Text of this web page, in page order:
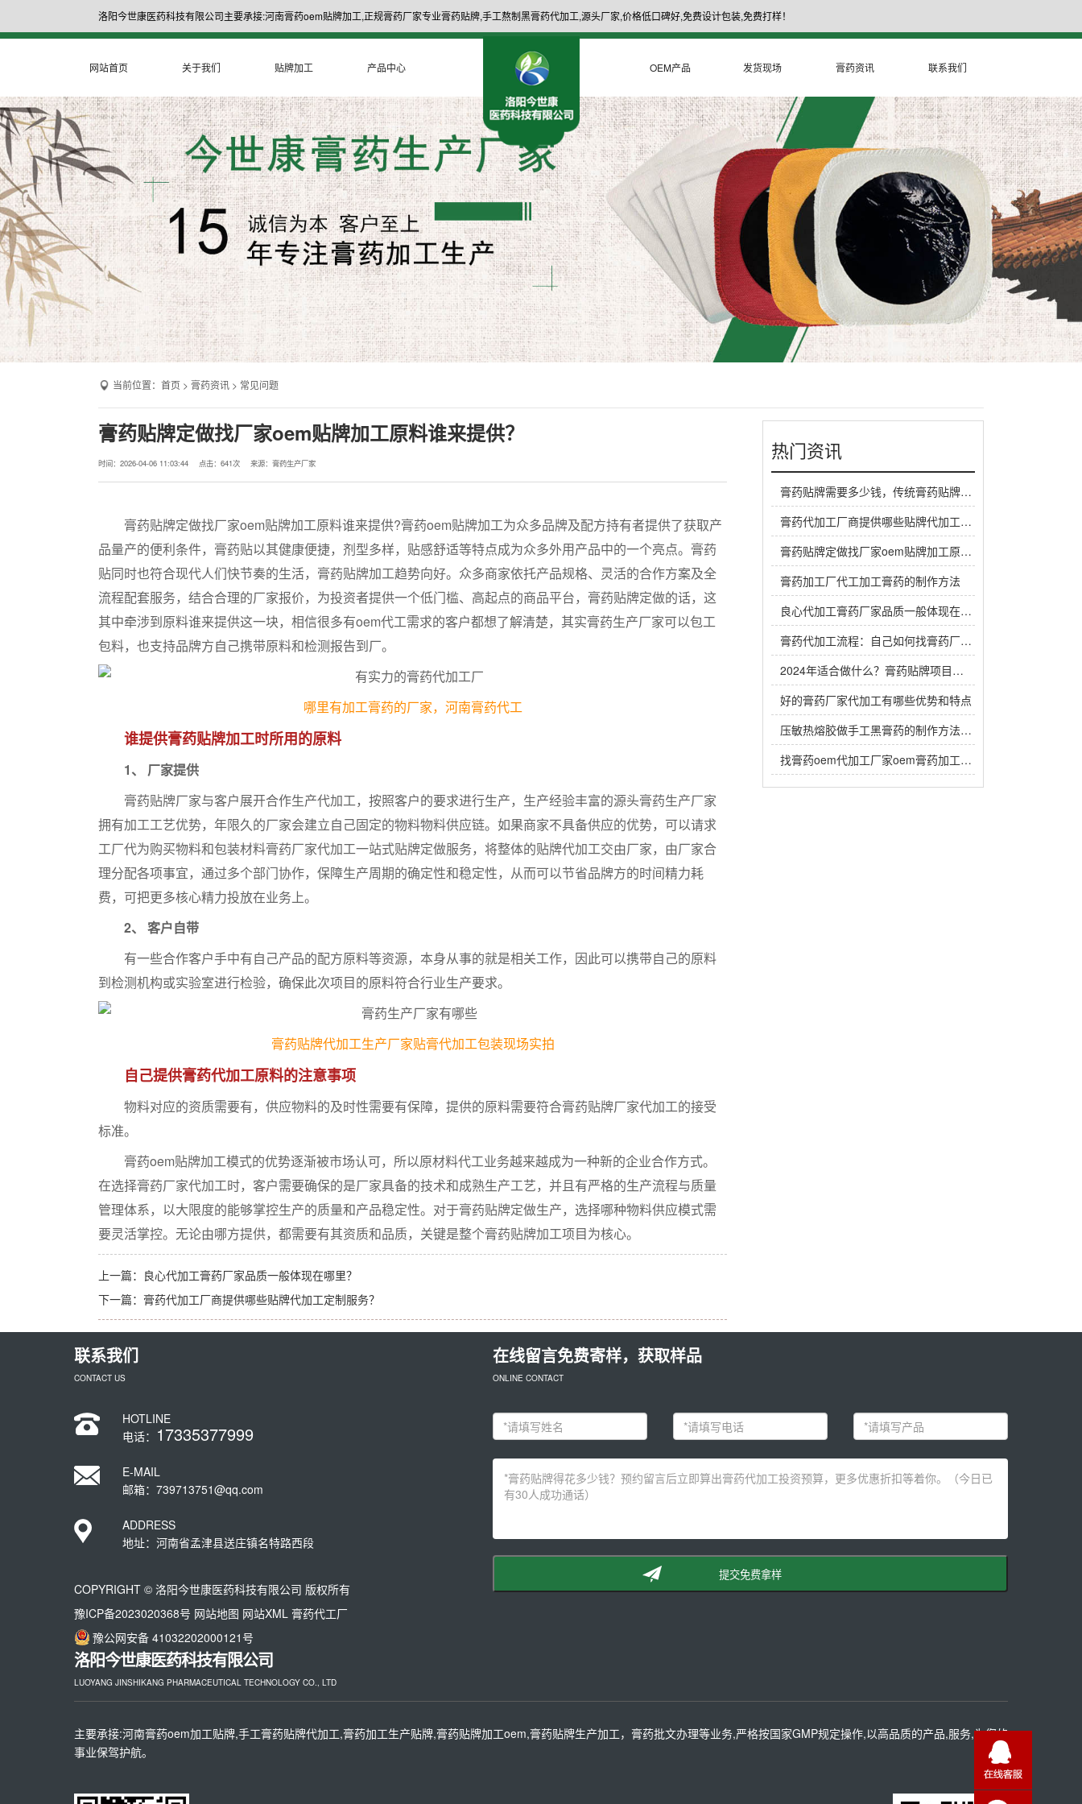
洛阳今世康医药科技有限公司主要承接:河南膏药oem贴牌加工,正规膏药厂家专业膏药贴牌,手工熬制黑膏药代加工,源头厂家,价格低口碑好,免费设计包装,免费打样！
网站首页 关于我们 贴牌加工 产品中心 OEM产品 发货现场 膏药资讯 联系我们
当前位置： 首页 > 膏药资讯 > 常见问题
膏药贴牌定做找厂家oem贴牌加工原料谁来提供？
时间：2026-04-06 11:03:44 点击： 641次 来源：膏药生产厂家
膏药贴牌定做找厂家oem贴牌加工原料谁来提供?膏药oem贴牌加工为众多品牌及配方持有者提供了获取产
品量产的便利条件，膏药贴以其健康便捷，剂型多样，贴感舒适等特点成为众多外用产品中的一个亮点。膏药
贴同时也符合现代人们快节奏的生活，膏药贴牌加工趋势向好。众多商家依托产品规格、灵活的合作方案及全
流程配套服务，结合合理的厂家报价，为投资者提供一个低门槛、高起点的商品平台，膏药贴牌定做的话，这
其中牵涉到原料谁来提供这一块，相信很多有oem代工需求的客户都想了解清楚，其实膏药生产厂家可以包工
包料，也支持品牌方自己携带原料和检测报告到厂。
哪里有加工膏药的厂家，河南膏药代工
谁提供膏药贴牌加工时所用的原料
1、 厂家提供
膏药贴牌厂家与客户展开合作生产代加工，按照客户的要求进行生产，生产经验丰富的源头膏药生产厂家
拥有加工工艺优势，年限久的厂家会建立自己固定的物料物料供应链。如果商家不具备供应的优势，可以请求
工厂代为购买物料和包装材料膏药厂家代加工一站式贴牌定做服务，将整体的贴牌代加工交由厂家，由厂家合
理分配各项事宜，通过多个部门协作，保障生产周期的确定性和稳定性，从而可以节省品牌方的时间精力耗
费，可把更多核心精力投放在业务上。
2、 客户自带
有一些合作客户手中有自己产品的配方原料等资源，本身从事的就是相关工作，因此可以携带自己的原料
到检测机构或实验室进行检验，确保此次项目的原料符合行业生产要求。
膏药贴牌代加工生产厂家贴膏代加工包装现场实拍
自己提供膏药代加工原料的注意事项
物料对应的资质需要有，供应物料的及时性需要有保障，提供的原料需要符合膏药贴牌厂家代加工的接受
标准。
膏药oem贴牌加工模式的优势逐渐被市场认可，所以原材料代工业务越来越成为一种新的企业合作方式。
在选择膏药厂家代加工时，客户需要确保的是厂家具备的技术和成熟生产工艺，并且有严格的生产流程与质量
管理体系，以大限度的能够掌控生产的质量和产品稳定性。对于膏药贴牌定做生产，选择哪种物料供应模式需
要灵活掌控。无论由哪方提供，都需要有其资质和品质，关键是整个膏药贴牌加工项目为核心。
上一篇： 良心代加工膏药厂家品质一般体现在哪里？
下一篇： 膏药代加工厂商提供哪些贴牌代加工定制服务？
热门资讯
膏药贴牌需要多少钱，传统膏药贴牌厂家一般怎么收费
膏药代加工厂商提供哪些贴牌代加工定制服务？
膏药贴牌定做找厂家oem贴牌加工原料谁来提供？
膏药加工厂代工加工膏药的制作方法
良心代加工膏药厂家品质一般体现在哪里？
膏药代加工流程：自己如何找膏药厂家代工生产做膏药
2024年适合做什么？膏药贴牌项目是个赚钱机会
好的膏药厂家代加工有哪些优势和特点
压敏热熔胶做手工黑膏药的制作方法，热熔胶在黑膏药中放多少？
找膏药oem代加工厂家oem膏药加工生产注意事项有哪些？
联系我们
CONTACT US
HOTLINE
电话： 17335377999
E-MAIL
邮箱：739713751@qq.com
ADDRESS
地址：河南省孟津县送庄镇名特路西段
COPYRIGHT © 洛阳今世康医药科技有限公司 版权所有
豫ICP备2023020368号 网站地图 网站XML 膏药代工厂
豫公网安备 41032202000121号
在线留言免费寄样，获取样品
ONLINE CONTACT
提交免费拿样
洛阳今世康医药科技有限公司
LUOYANG JINSHIKANG PHARMACEUTICAL TECHNOLOGY CO., LTD
主要承接:河南膏药oem加工贴牌,手工膏药贴牌代加工,膏药加工生产贴牌,膏药贴牌加工oem,膏药贴牌生产加工，膏药批文办理等业务,严格按国家GMP规定操作,以高品质的产品,服务,为您的
事业保驾护航。